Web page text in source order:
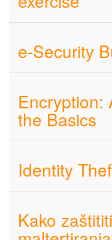
e-Security
Encryption:
the Basics
Identity
Kako